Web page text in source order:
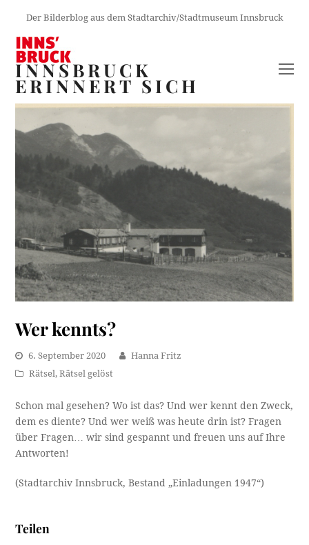
Der Bilderblog aus dem Stadtarchiv/Stadtmuseum Innsbruck
INNSBRUCK
ERINNERT SICH
Wer kennts?
6. September 2020
Hanna Fritz
Rätsel,Rätsel gelöst
Schon mal gesehen? Wo ist das? Und wer kennt den Zweck,
dem es diente? Und wer weiß was heute drin ist? Fragen
über Fragen… wir sind gespannt und freuen uns auf Ihre
Antworten!
(Stadtarchiv Innsbruck, Bestand „Einladungen 1947“)
Teilen